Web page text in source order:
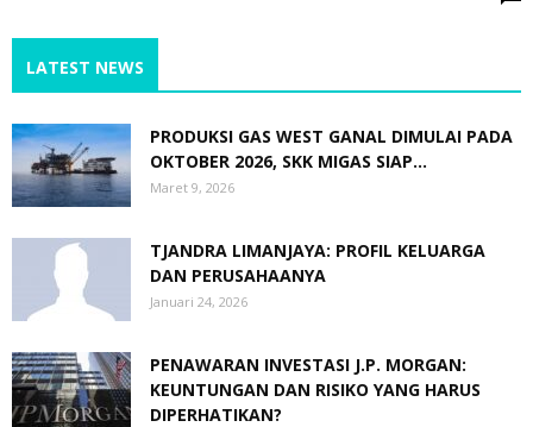
LATEST NEWS
PRODUKSI GAS WEST GANAL DIMULAI PADA
OKTOBER 2026, SKK MIGAS SIAP...
Maret 9, 2026
TJANDRA LIMANJAYA: PROFIL KELUARGA
DAN PERUSAHAANYA
Januari 24, 2026
PENAWARAN INVESTASI J.P. MORGAN:
KEUNTUNGAN DAN RISIKO YANG HARUS
DIPERHATIKAN?